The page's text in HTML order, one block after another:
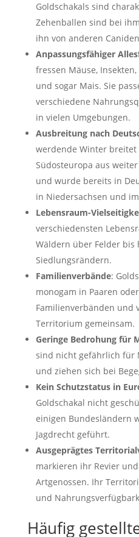
Goldschakals sind
Zehenballen sind bei
ihn von anderen
Anpassungsfähiger
fressen Mäuse,
und sogar Mais. Sie
verschiedene
in vielen Umgebungen.
Ausbreitung nach
werdende Winter breitet
Südosteuropa aus
und wurde bereits in
in Niedersachsen und
Lebensraum-
verschiedensten
Wäldern über Felder bis
Siedlungsrändern.
Familienverbände:
monogam in Paaren
Familienverbänden und
Territorium gemeinsam.
Geringe Bedrohung für
sind nicht gefährlich für
und ziehen sich bei
Kein Schutzstatus in
Goldschakal nicht
einigen Bundesländern
Jagdrecht geführt.
Ausgeprägtes
markieren ihr Revier
Artgenossen. Ihr
und
Häufig